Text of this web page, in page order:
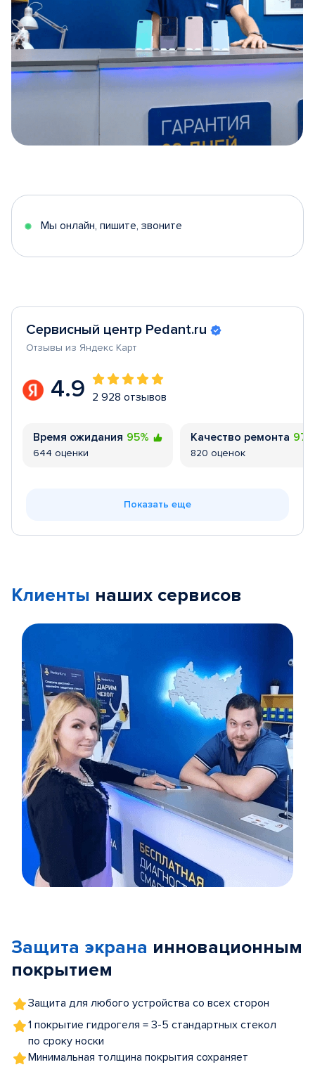
5
Мы онлайн, пишите, звоните
Сервисный центр Pedant.ru
Отзывы из Яндекс Карт
4.9 2 928 отзывов
Время ожидания 95%
644 оценки
Качество ремонта
820 оценок
Показать еще
Клиенты наших сервисов
5
Защита экрана инновационным
покрытием
Защита для любого устройства со всех сторон
1 покрытие гидрогеля = 3-5 стандартных стекол
по сроку носки
Минимальная толщина покрытия сохраняет